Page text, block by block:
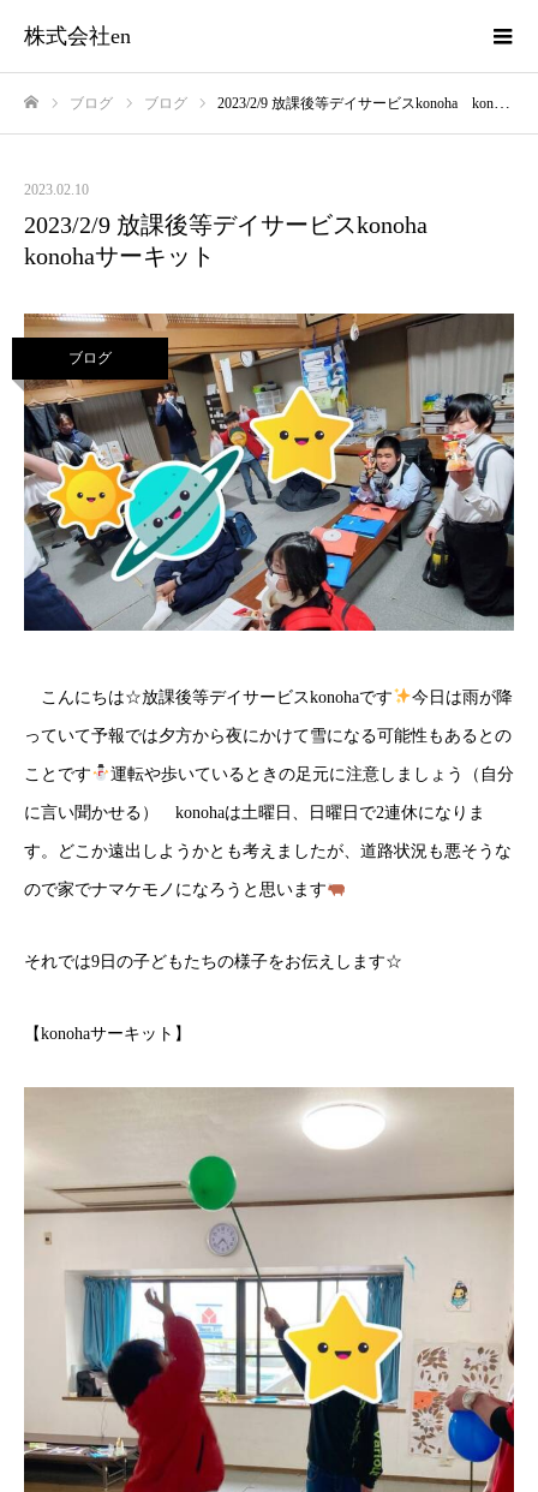
株式会社en
ブログ ブログ 2023/2/9 放課後等デイサービスkonoha konohaサーキット
2023.02.10
2023/2/9 放課後等デイサービスkonoha
konohaサーキット
ブログ
こんにちは☆放課後等デイサービスkonohaです 今日は雨が降
っていて予報では夕方から夜にかけて雪になる可能性もあるとの
ことです 運転や歩いているときの足元に注意しましょう（自分
に言い聞かせる） konohaは土曜日、日曜日で2連休になりま
す。どこか遠出しようかとも考えましたが、道路状況も悪そうな
ので家でナマケモノになろうと思います
それでは9日の子どもたちの様子をお伝えします☆
【konohaサーキット】